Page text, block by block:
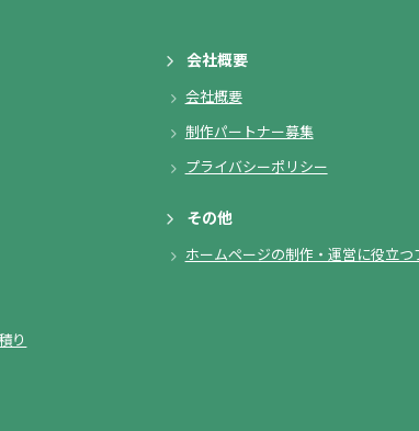
り
会社概要
会社概要
制作パートナー募集
プライバシーポリシー
その他
ホームページの制作・運営に役立つ